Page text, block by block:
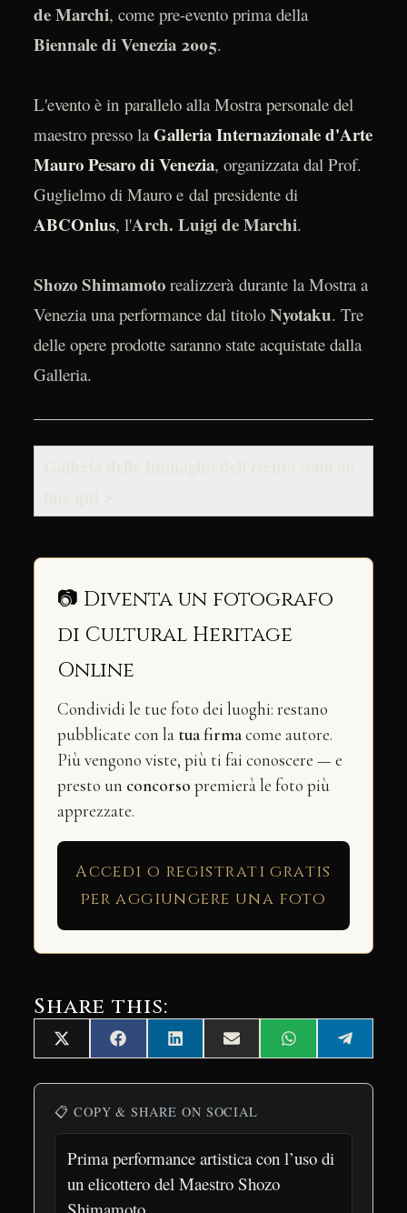
de Marchi, come pre-evento prima della
Biennale di Venezia 2005.
L'evento è in parallelo alla Mostra personale del
maestro presso la Galleria Internazionale d'Arte
Mauro Pesaro di Venezia, organizzata dal Prof.
Guglielmo di Mauro e dal presidente di
ABCOnlus, l'Arch. Luigi de Marchi.
Shozo Shimamotorealizzerà durante la Mostra a
Venezia una performance dal titolo Nyotaku. Tre
delle opere prodotte saranno state acquistate dalla
Galleria.
📷 Diventa un fotografo
di Cultural Heritage
Online
Condividi le tue foto dei luoghi: restano
pubblicate con la tua firmacome autore.
Più vengono viste, più ti fai conoscere — e
presto un concorso premierà le foto più
apprezzate.
Accedi o registrati gratis
per aggiungere una foto
Share this:
Share
on
X
(Twitter)
Share
on
FacebookShare
on
LinkedInShare
on
Email Share
on
WhatsAppShare
on
📋 COPY & SHARE ON SOCIAL